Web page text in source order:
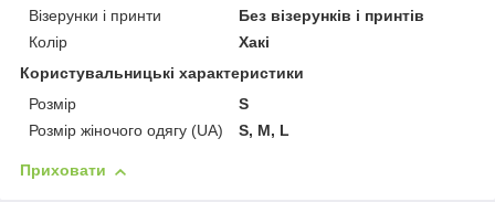
Візерунки і принти
Без візерунків і принтів
Колір
Хакі
Користувальницькі характеристики
Розмір
S
Розмір жіночого одягу (UA)
S, M, L
Приховати